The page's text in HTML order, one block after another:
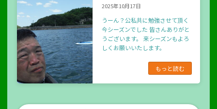
2025年10月17日
うーん？公私共に勉強させて頂く
今シーズンでした 皆さんありがと
うございます。 来シーズンもよろ
しくお願いいたします。
もっと読む